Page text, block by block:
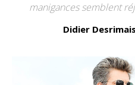
manigances semblent
Didier Desrimais